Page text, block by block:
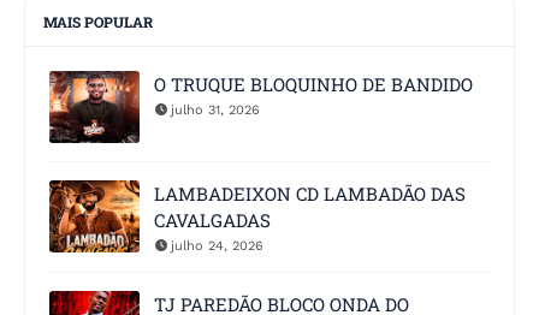
MAIS POPULAR
O TRUQUE BLOQUINHO DE BANDIDO
julho 31, 2026
LAMBADEIXON CD LAMBADÃO DAS
CAVALGADAS
julho 24, 2026
TJ PAREDÃO BLOCO ONDA DO